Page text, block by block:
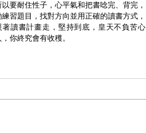
以要耐住性子，心平氣和把書唸完、背完，
練習題目，找對方向並用正確的讀書方式，
著讀書計畫走，堅持到底，皇天不負苦心
，你終究會有收穫。